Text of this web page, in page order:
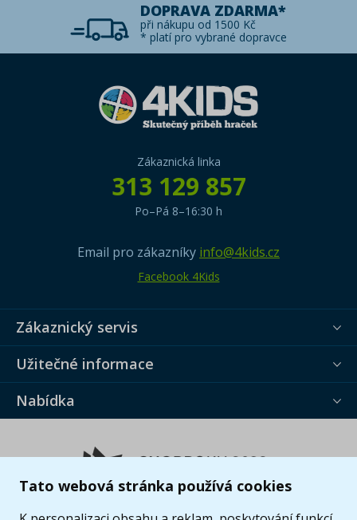
Tato webová stránka používá cookies
DOPRAVA ZDARMA*
při nákupu od 1500 Kč
* platí pro vybrané dopravce
Zákaznická linka
313 129 857
Po–Pá 8–16:30 h
Email pro zákazníky info@4kids.cz
Facebook 4Kids
Zákaznický servis
Užitečné informace
Nabídka